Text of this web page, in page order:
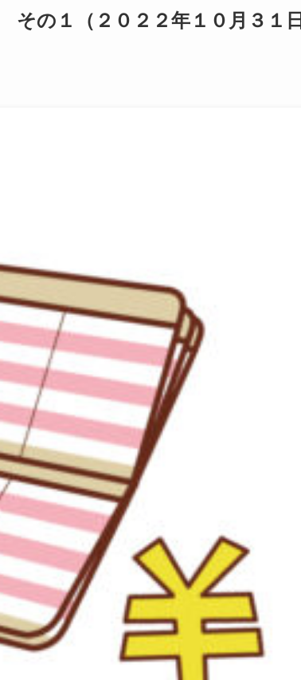
の１（２０２２年１０月３１日